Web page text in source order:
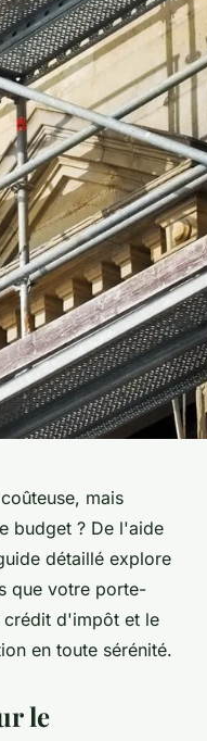
mais
budget ? De l'aide
détaillé explore
que votre porte-
crédit d'impôt et le
en toute sérénité.
le